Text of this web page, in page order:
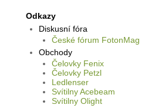
Odkazy
Diskusní fóra
České fórum FotonMag
Obchody
Čelovky Fenix
Čelovky Petzl
Ledlenser
Svítilny Acebeam
Svítilny Olight